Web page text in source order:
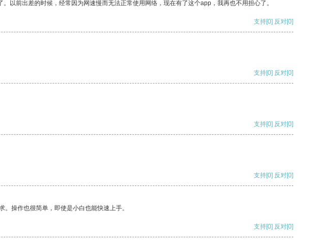
以前出差的时候，经常因为网速慢而无法正常使用网络，现在有了这个app，我再也不用担心了。
支持[0] 反对[0]
支持[0] 反对[0]
支持[0] 反对[0]
支持[0] 反对[0]
操作也很简单，即使是小白也能快速上手。
支持[0] 反对[0]